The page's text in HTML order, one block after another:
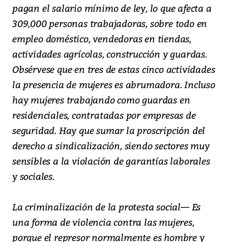
pagan el salario mínimo de ley, lo que afecta a
309,000 personas trabajadoras, sobre todo en
empleo doméstico, vendedoras en tiendas,
actividades agrícolas, construcción y guardas.
Obsérvese que en tres de estas cinco actividades
la presencia de mujeres es abrumadora. Incluso
hay mujeres trabajando como guardas en
residenciales, contratadas por empresas de
seguridad. Hay que sumar la proscripción del
derecho a sindicalización, siendo sectores muy
sensibles a la violación de garantías laborales
y sociales.
La criminalización de la protesta social— Es
una forma de violencia contra las mujeres,
porque el represor normalmente es hombre y